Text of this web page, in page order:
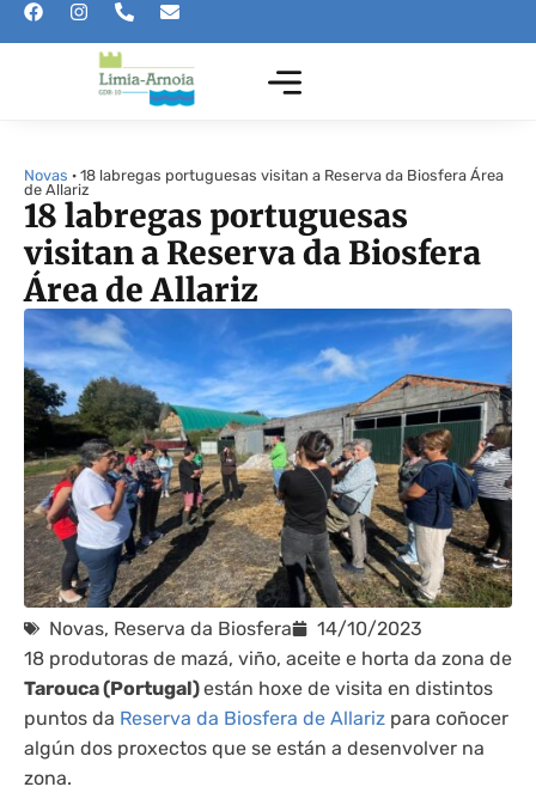
Novas · 18 labregas portuguesas visitan a Reserva da Biosfera Área
de Allariz
18 labregas portuguesas
visitan a Reserva da Biosfera
Área de Allariz
Novas, Reserva da Biosfera
14/10/2023
18 produtoras de mazá, viño, aceite e horta da zona de
Tarouca (Portugal)están hoxe de visita en distintos
puntos da Reserva da Biosfera de Allariz para coñocer
algún dos proxectos que se están a desenvolver na
zona.